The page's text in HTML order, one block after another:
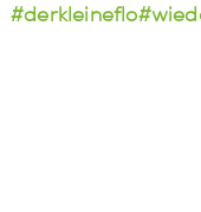
#derkleineflo